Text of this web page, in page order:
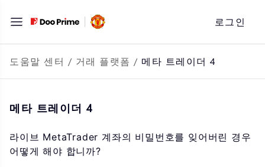
자
로
바
로
기
로그인
도움말 센터 / 거래 플랫폼 / 메타 트레이더 4
메타 트레이더 4
라이브 MetaTrader 계좌의 비밀번호를 잊어버린 경우
어떻게 해야 합니까?